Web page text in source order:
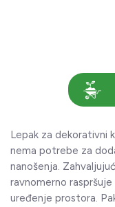
Lepak za dekorativni
nema potrebe za
nanošenja.
ravnomerno
uređenje prostora.